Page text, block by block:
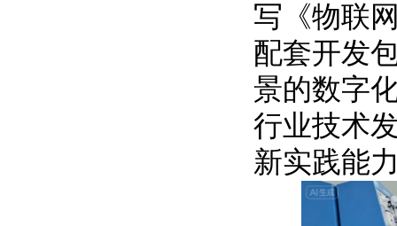
写《物联
配套开发
景的数字
行业技术
新实践能